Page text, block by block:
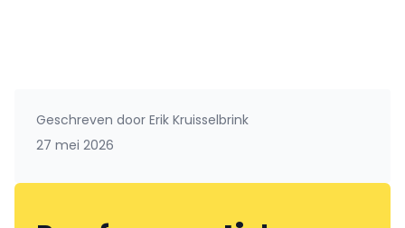
Geschreven door Erik Kruisselbrink
27 mei 2026